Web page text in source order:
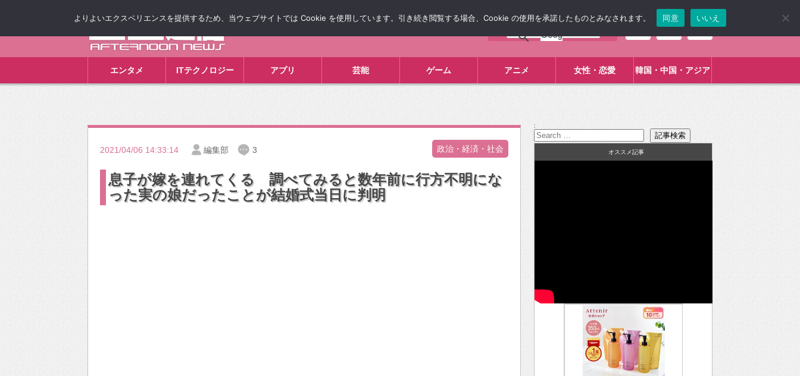
エンタメ ITテクノロジー アプリ 芸能 ゲーム アニメ 女性・恋愛 韓国・中国・アジア
2021/04/06 14:33:14 編集部 3 政治・経済・社会
息子が嫁を連れてくる 調べてみると数年前に行方不明にな
った実の娘だったことが結婚式当日に判明
:
オススメ記事
よりよいエクスペリエンスを提供するため、当ウェブサイトでは Cookie を使用しています。引き続き閲覧する場合、Cookie の使用を承諾したものとみなされます。 同意 いいえ